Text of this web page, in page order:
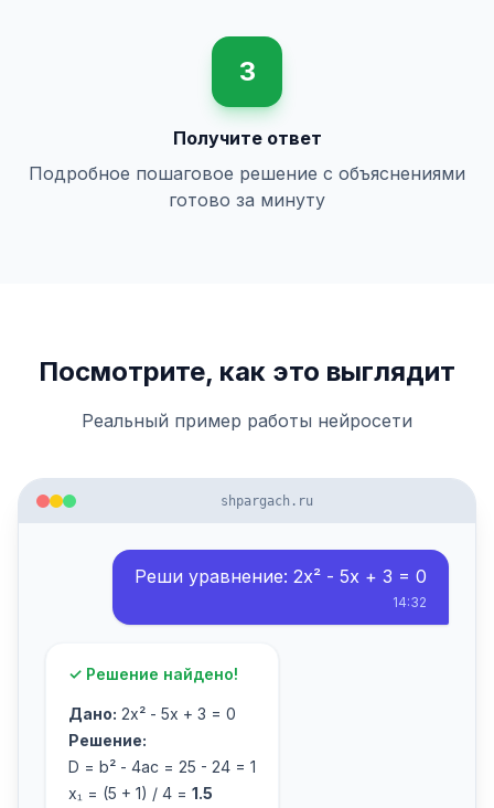
3
Получите ответ
Подробное пошаговое решение с объяснениями
готово за минуту
Посмотрите, как это выглядит
Реальный пример работы нейросети
shpargach.ru
Реши уравнение: 2x² - 5x + 3 = 0
14:32
✓ Решение найдено!
Дано: 2x² - 5x + 3 = 0
Решение:
D = b² - 4ac = 25 - 24 = 1
x₁ = (5 + 1) / 4 = 1.5